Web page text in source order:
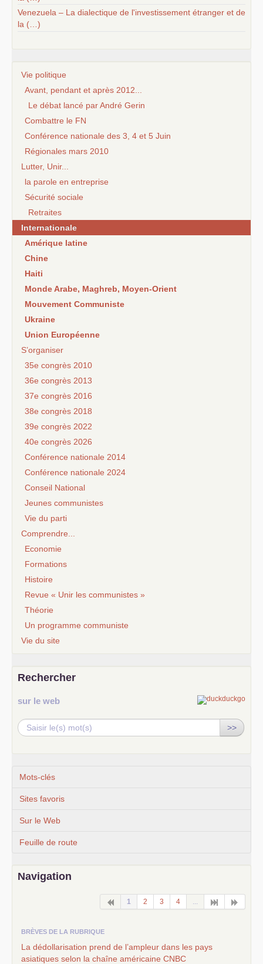
Venezuela – La dialectique de l'investissement étranger et de
la (…)
Vie politique
Avant, pendant et après 2012...
Le débat lancé par André Gerin
Combattre le FN
Conférence nationale des 3, 4 et 5 Juin
Régionales mars 2010
Lutter, Unir...
la parole en entreprise
Sécurité sociale
Retraites
Internationale
Amérique latine
Chine
Haiti
Monde Arabe, Maghreb, Moyen-Orient
Mouvement Communiste
Ukraine
Union Européenne
S’organiser
35e congrès 2010
36e congrès 2013
37e congrès 2016
38e congrès 2018
39e congrès 2022
40e congrès 2026
Conférence nationale 2014
Conférence nationale 2024
Conseil National
Jeunes communistes
Vie du parti
Comprendre...
Economie
Formations
Histoire
Revue « Unir les communistes »
Théorie
Un programme communiste
Vie du site
Rechercher
sur le web
>>
Mots-clés
Sites favoris
Sur le Web
Feuille de route
Navigation
1 2 3 4 ...
BRÈVES DE LA RUBRIQUE
La dédollarisation prend de l’ampleur dans les pays
asiatiques selon la chaîne américaine CNBC